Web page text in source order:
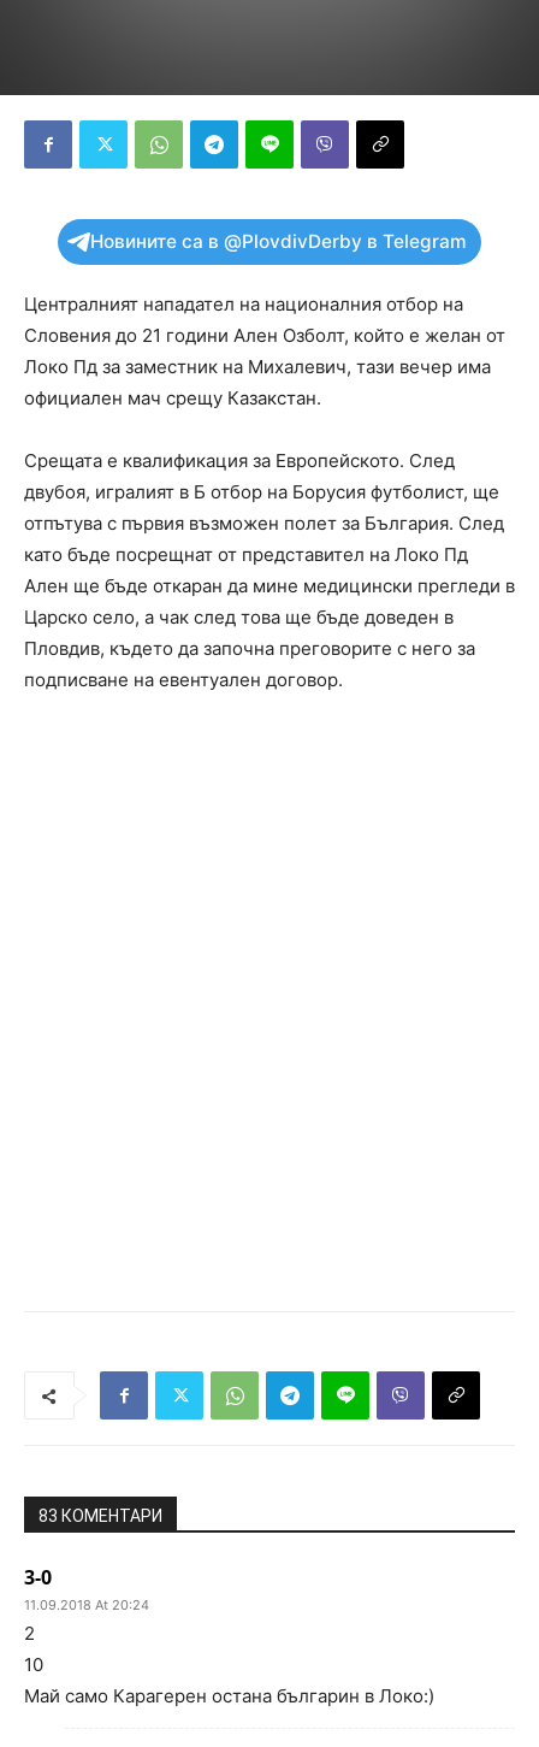
Новините са в @PlovdivDerby в Telegram
Централният нападател на националния отбор на
Словения до 21 години Ален Озболт, който е желан от
Локо Пд за заместник на Михалевич, тази вечер има
официален мач срещу Казакстан.
Срещата е квалификация за Европейското. След
двубоя, игралият в Б отбор на Борусия футболист, ще
отпътува с първия възможен полет за България. След
като бъде посрещнат от представител на Локо Пд
Ален ще бъде откаран да мине медицински прегледи в
Царско село, а чак след това ще бъде доведен в
Пловдив, където да започна преговорите с него за
подписване на евентуален договор.
83 КОМЕНТАРИ
3-0
11.09.2018 At 20:24
2
10
Май само Карагерен остана българин в Локо:)